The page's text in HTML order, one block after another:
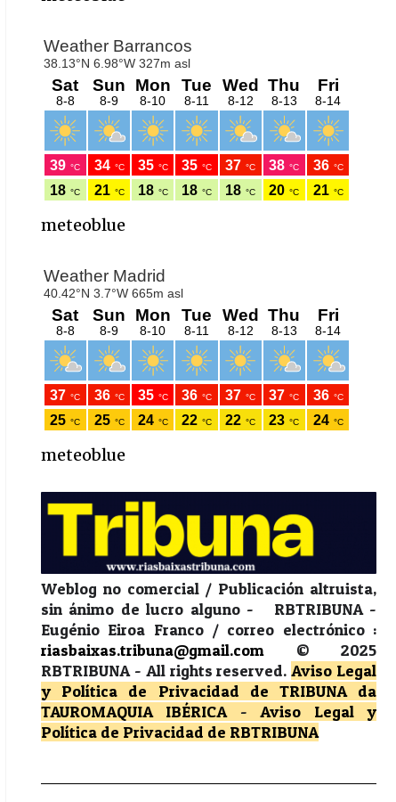
meteoblue
meteoblue
Weblog no comercial / Publicación altruista,
sin ánimo de lucro alguno - RBTRIBUNA -
Eugénio Eiroa Franco / correo electrónico :
riasbaixas.tribuna@gmail.com
© 2025
RBTRIBUNA - All rights reserved.Aviso Legal
y Política de Privacidad
de TRIBUNA da
TAUROMAQUIA IBÉRICA-Aviso Legal y
Política de Privacidad de RBTRIBUNA